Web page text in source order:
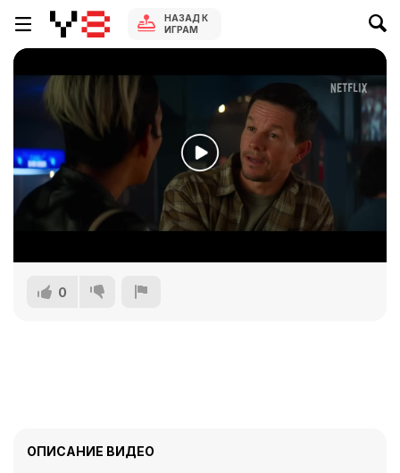
НАЗАД К
ИГРАМ
0
ОПИСАНИЕ ВИДЕО